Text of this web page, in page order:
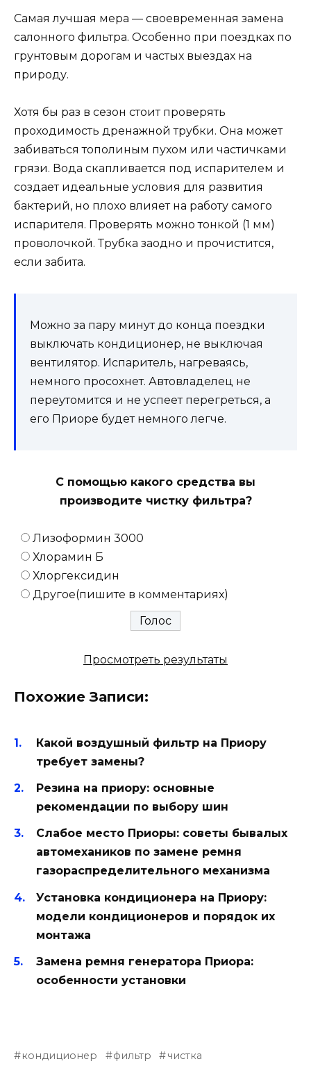
Самая лучшая мера — своевременная замена
салонного фильтра. Особенно при поездках по
грунтовым дорогам и частых выездах на
природу.
Хотя бы раз в сезон стоит проверять
проходимость дренажной трубки. Она может
забиваться тополиным пухом или частичками
грязи. Вода скапливается под испарителем и
создает идеальные условия для развития
бактерий, но плохо влияет на работу самого
испарителя. Проверять можно тонкой (1 мм)
проволочкой. Трубка заодно и прочистится,
если забита.
Можно за пару минут до конца поездки
выключать кондиционер, не выключая
вентилятор. Испаритель, нагреваясь,
немного просохнет. Автовладелец не
переутомится и не успеет перегреться, а
его Приоре будет немного легче.
С помощью какого средства вы
производите чистку фильтра?
Лизоформин 3000
Хлорамин Б
Хлоргексидин
Другое(пишите в комментариях)
Просмотреть результаты
Похожие Записи:
Какой воздушный фильтр на Приору
требует замены?
Резина на приору: основные
рекомендации по выбору шин
Слабое место Приоры: советы бывалых
автомехаников по замене ремня
газораспределительного механизма
Установка кондиционера на Приору:
модели кондиционеров и порядок их
монтажа
Замена ремня генератора Приора:
особенности установки
кондиционер фильтр чистка